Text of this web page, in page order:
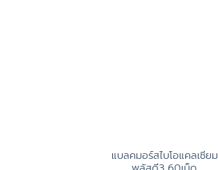
แบลคมอร์สไบโอแคลเซียม